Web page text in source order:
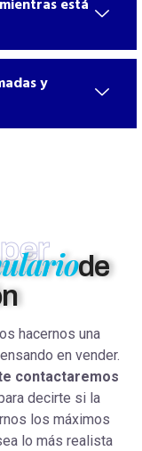
está
y
de
hacernos una
en vender.
contactaremos
decirte si la
los máximos
lo más realista